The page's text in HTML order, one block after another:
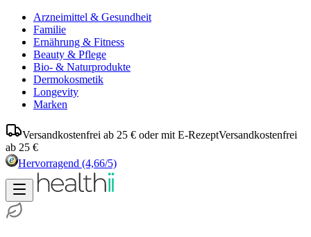
Arzneimittel & Gesundheit
Familie
Ernährung & Fitness
Beauty & Pflege
Bio- & Naturprodukte
Dermokosmetik
Longevity
Marken
Versandkostenfrei ab 25 € oder mit E-RezeptVersandkostenfrei
ab 25 €
Hervorragend (4,66/5)